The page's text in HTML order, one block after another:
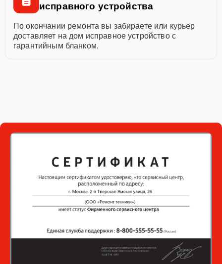
исправного устройства
По окончании ремонта вы забираете или курьер
доставляет на дом исправное устройство с
гарантийным бланком.